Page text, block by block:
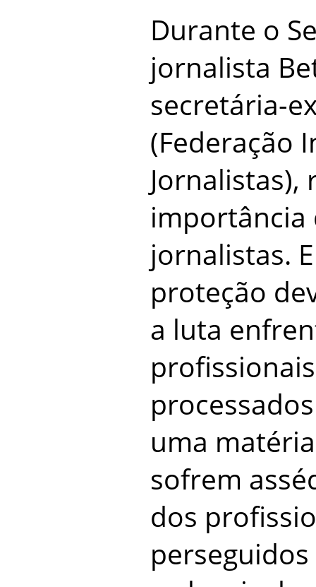
Durante o
jornalista
secretária-
(Federação
Jornalistas),
importância
jornalistas.
proteção
a luta
uma
sofrem
dos